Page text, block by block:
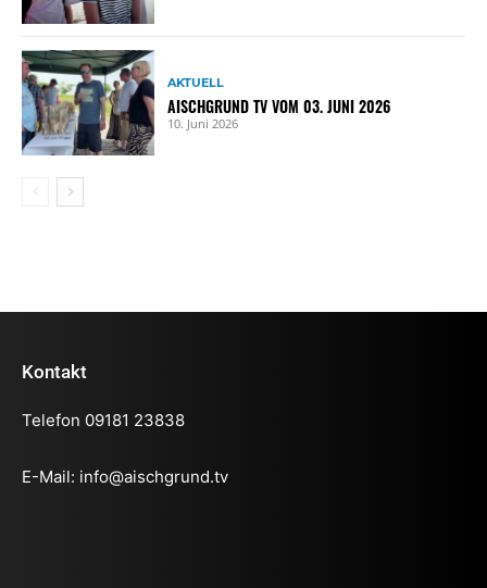
AKTUELL
AISCHGRUND TV VOM 03. JUNI 2026
10. Juni 2026
Kontakt
Telefon 09181 23838
E-Mail: info@aischgrund.tv